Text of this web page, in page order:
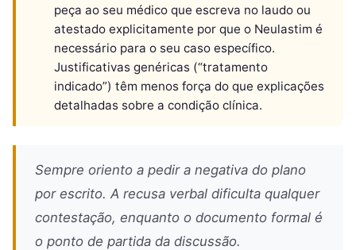
peça ao seu médico que escreva no laudo ou
atestado explicitamente por que o Neulastim é
necessário para o seu caso específico.
Justificativas genéricas (“tratamento
indicado”) têm menos força do que explicações
detalhadas sobre a condição clínica.
Sempre oriento a pedir a negativa do plano
por escrito. A recusa verbal dificulta qualquer
contestação, enquanto o documento formal é
o ponto de partida da discussão.